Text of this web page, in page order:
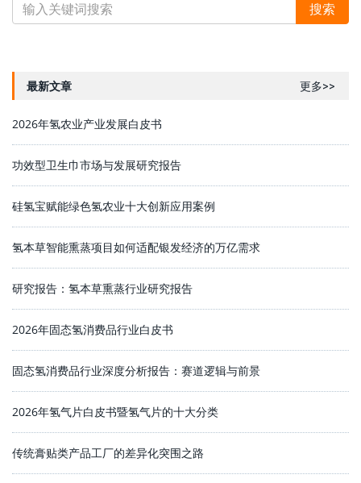
最新文章 更多>>
2026年氢农业产业发展白皮书
功效型卫生巾市场与发展研究报告
硅氢宝赋能绿色氢农业十大创新应用案例
氢本草智能熏蒸项目如何适配银发经济的万亿需求
研究报告：氢本草熏蒸行业研究报告
2026年固态氢消费品行业白皮书
固态氢消费品行业深度分析报告：赛道逻辑与前景
2026年氢气片白皮书暨氢气片的十大分类
传统膏贴类产品工厂的差异化突围之路